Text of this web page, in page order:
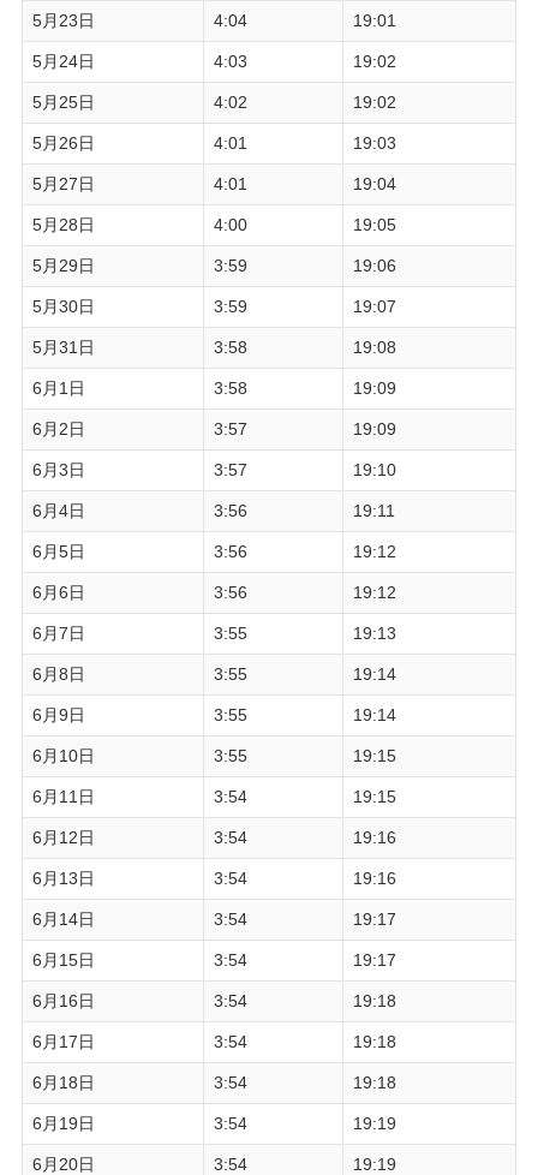
5月23日 4:04 19:01
5月24日 4:03 19:02
5月25日 4:02 19:02
5月26日 4:01 19:03
5月27日 4:01 19:04
5月28日 4:00 19:05
5月29日 3:59 19:06
5月30日 3:59 19:07
5月31日 3:58 19:08
6月1日 3:58 19:09
6月2日 3:57 19:09
6月3日 3:57 19:10
6月4日 3:56 19:11
6月5日 3:56 19:12
6月6日 3:56 19:12
6月7日 3:55 19:13
6月8日 3:55 19:14
6月9日 3:55 19:14
6月10日 3:55 19:15
6月11日 3:54 19:15
6月12日 3:54 19:16
6月13日 3:54 19:16
6月14日 3:54 19:17
6月15日 3:54 19:17
6月16日 3:54 19:18
6月17日 3:54 19:18
6月18日 3:54 19:18
6月19日 3:54 19:19
6月20日 3:54 19:19